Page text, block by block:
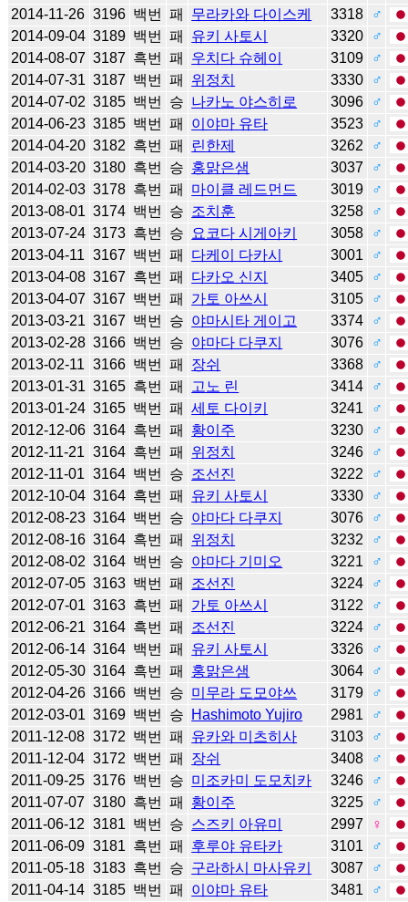
2014-11-26 3196 백번 패 무라카와 다이스케 3318
♂
2014-09-04 3189 백번 패 유키 사토시 3320
♂
2014-08-07 3187 흑번 패 우치다 슈헤이 3109
♂
2014-07-31 3187 백번 패 위정치 3330
♂
2014-07-02 3185 백번 승 나카노 야스히로 3096
♂
2014-06-23 3185 백번 패 이야마 유타 3523
♂
2014-04-20 3182 흑번 패 린한제 3262
♂
2014-03-20 3180 흑번 승 홍맑은샘 3037
♂
2014-02-03 3178 흑번 패 마이클 레드먼드 3019
♂
2013-08-01 3174 백번 승 조치훈 3258
♂
2013-07-24 3173 흑번 승 요코다 시게아키 3058
♂
2013-04-11 3167 백번 패 다케이 다카시 3001
♂
2013-04-08 3167 흑번 패 다카오 신지 3405
♂
2013-04-07 3167 백번 패 가토 아쓰시 3105
♂
2013-03-21 3167 백번 승 야마시타 게이고 3374
♂
2013-02-28 3166 백번 승 야마다 다쿠지 3076
♂
2013-02-11 3166 백번 패 장쉬 3368
♂
2013-01-31 3165 흑번 패 고노 린 3414
♂
2013-01-24 3165 백번 패 세토 다이키 3241
♂
2012-12-06 3164 흑번 패 황이주 3230
♂
2012-11-21 3164 흑번 패 위정치 3246
♂
2012-11-01 3164 백번 승 조선진 3222
♂
2012-10-04 3164 흑번 패 유키 사토시 3330
♂
2012-08-23 3164 백번 승 야마다 다쿠지 3076
♂
2012-08-16 3164 흑번 패 위정치 3232
♂
2012-08-02 3164 백번 승 야마다 기미오 3221
♂
2012-07-05 3163 백번 패 조선진 3224
♂
2012-07-01 3163 흑번 패 가토 아쓰시 3122
♂
2012-06-21 3164 흑번 패 조선진 3224
♂
2012-06-14 3164 백번 패 유키 사토시 3326
♂
2012-05-30 3164 흑번 패 홍맑은샘 3064
♂
2012-04-26 3166 백번 승 미무라 도모야쓰 3179
♂
2012-03-01 3169 백번 승 Hashimoto Yujiro 2981
♂
2011-12-08 3172 백번 패 유카와 미츠히사 3103
♂
2011-12-04 3172 백번 패 장쉬 3408
♂
2011-09-25 3176 백번 승 미조카미 도모치카 3246
♂
2011-07-07 3180 흑번 패 황이주 3225
♂
2011-06-12 3181 백번 승 스즈키 아유미 2997
♀
2011-06-09 3181 흑번 패 후루야 유타카 3101
♂
2011-05-18 3183 흑번 승 구라하시 마사유키 3087
♂
2011-04-14 3185 백번 패 이야마 유타 3481
♂